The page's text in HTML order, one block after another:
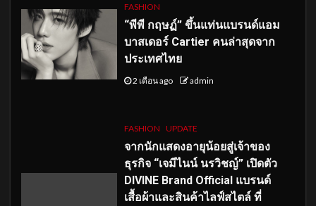
FASHION
“พีพี กฤษฏ์” ขึ้นแท่นแบรนด์แอม
บาสเดอร์ Cartier คนล่าสุดจาก
ประเทศไทย
2 เดือน ago admin
FASHION UPDATE
จากนักแสดงอายุน้อยสู่เจ้าของ
ธุรกิจ “เจมีไนน์ นรวิชญ์” เปิดตัว
DIVINE Brand Official แบรนด์
เสื้อผ้าและสินค้าไลฟ์สไตล์ ที่